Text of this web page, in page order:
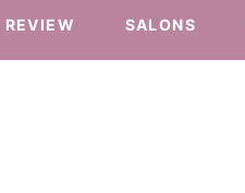
REVIEW SALONS